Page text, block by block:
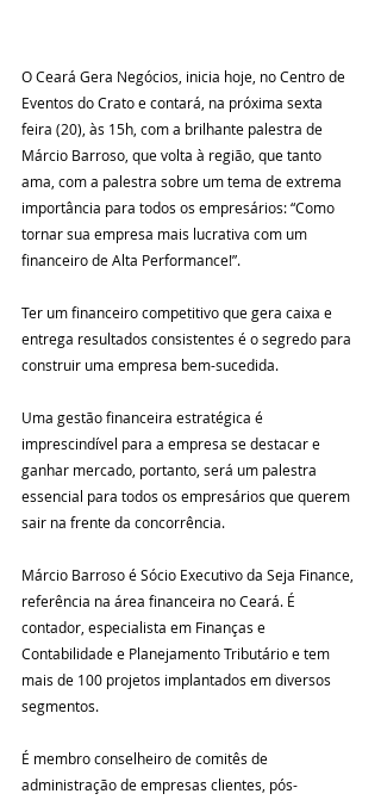
O Ceará Gera Negócios, inicia hoje, no Centro de
Eventos do Crato e contará, na próxima sexta
feira (20), às 15h, com a brilhante palestra de
Márcio Barroso, que volta à região, que tanto
ama, com a palestra sobre um tema de extrema
importância para todos os empresários: “Como
tornar sua empresa mais lucrativa com um
financeiro de Alta Performance!”.
Ter um financeiro competitivo que gera caixa e
entrega resultados consistentes é o segredo para
construir uma empresa bem-sucedida.
Uma gestão financeira estratégica é
imprescindível para a empresa se destacar e
ganhar mercado, portanto, será um palestra
essencial para todos os empresários que querem
sair na frente da concorrência.
Márcio Barroso é Sócio Executivo da Seja Finance,
referência na área financeira no Ceará. É
contador, especialista em Finanças e
Contabilidade e Planejamento Tributário e tem
mais de 100 projetos implantados em diversos
segmentos.
É membro conselheiro de comitês de
administração de empresas clientes, pós-